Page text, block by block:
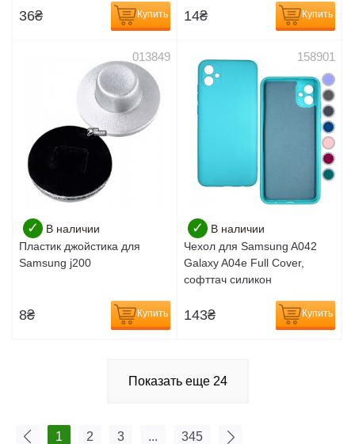
36₴ Купить 14₴ Купить
013849
✓
В наличии
Пластик джойстика для
Samsung j200
8₴ Купить
158901
✓
В наличии
Чехол для Samsung A042
Galaxy A04e Full Cover,
софттач силикон
143₴ Купить
Показать еще 24
1 2 3 ... 345